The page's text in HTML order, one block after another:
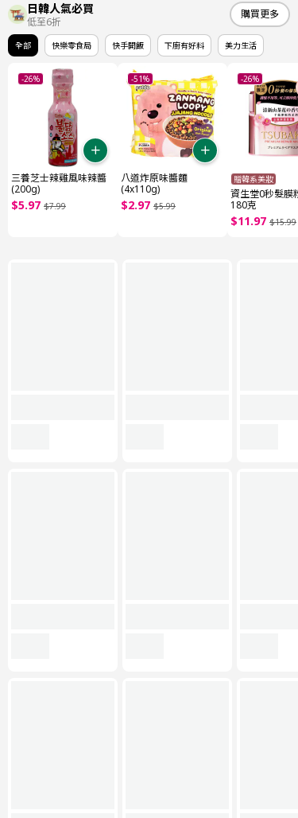
日韓人氣必買
低至6折
購買更多
全部 快樂零食局 快手開飯 下廚有好料 美力生活
-26%
三養芝士辣雞風味辣醬
(200g)
$5.97 $7.99
-51%
八道炸原味醬麵
(4x110g)
$2.97 $5.99
-26%
贈韓系美妝
資生堂0秒髮膜
180克
$11.97 $15.99